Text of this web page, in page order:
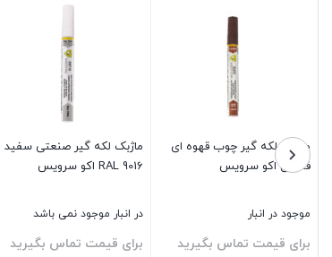
ای
ماژیک لکه گیر صنعتی نقره ای
سیر RAL 9007 اکو سرویس
در انبار موجود نمی باشد
برای قیمت تماس بگیرید
ماژیک لکه گیر صنعتی
RAL 8019 اکو سرویس
در انبار موجود نمی باشد
650,000 تومان